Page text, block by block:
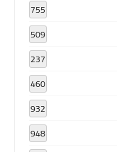
755
509
237
460
932
948